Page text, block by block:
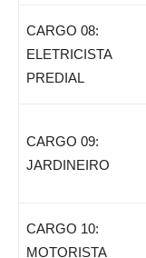
CARGO 08:
ELETRICISTA
PREDIAL
CARGO 09:
JARDINEIRO
CARGO 10:
MOTORISTA